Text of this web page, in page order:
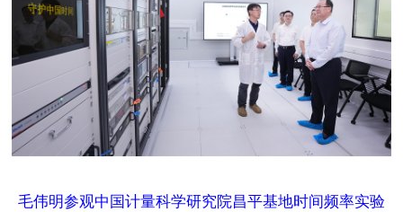
毛伟明参观中国计量科学研究院昌平基地时间频率实验